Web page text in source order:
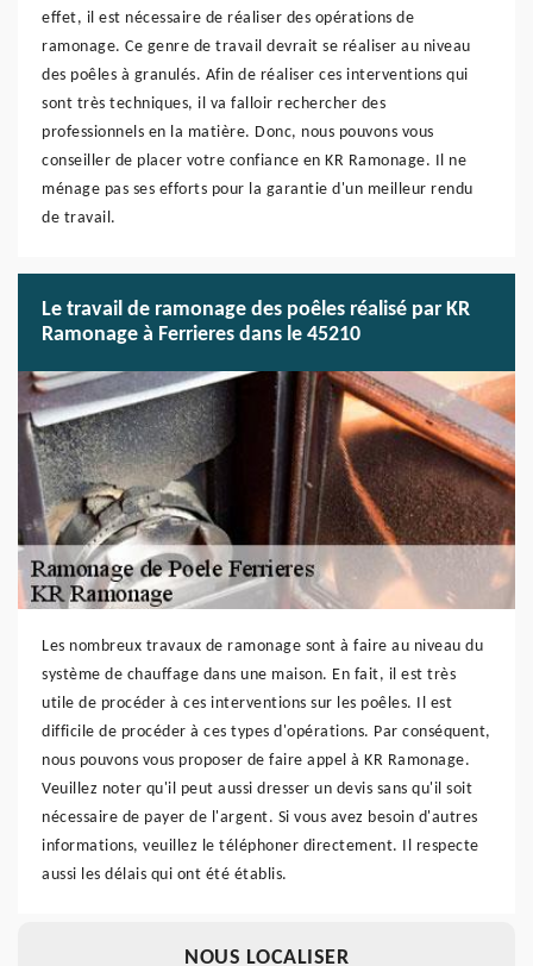
effet, il est nécessaire de réaliser des opérations de
ramonage. Ce genre de travail devrait se réaliser au niveau
des poêles à granulés. Afin de réaliser ces interventions qui
sont très techniques, il va falloir rechercher des
professionnels en la matière. Donc, nous pouvons vous
conseiller de placer votre confiance en KR Ramonage. Il ne
ménage pas ses efforts pour la garantie d'un meilleur rendu
de travail.
Le travail de ramonage des poêles réalisé par KR
Ramonage à Ferrieres dans le 45210
Les nombreux travaux de ramonage sont à faire au niveau du
système de chauffage dans une maison. En fait, il est très
utile de procéder à ces interventions sur les poêles. Il est
difficile de procéder à ces types d'opérations. Par conséquent,
nous pouvons vous proposer de faire appel à KR Ramonage.
Veuillez noter qu'il peut aussi dresser un devis sans qu'il soit
nécessaire de payer de l'argent. Si vous avez besoin d'autres
informations, veuillez le téléphoner directement. Il respecte
aussi les délais qui ont été établis.
NOUS LOCALISER